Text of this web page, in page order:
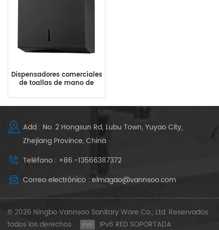
Dispensadores comerciales
de toallas de mano de
Add : No. 2 Hongsun Rd, Lubu Town, Yuyao City,
Zhejiang Province, China
Teléfono : +86 -13566387372
Correo electrónico : elmagao@vannsoo.com
© 2026 Ningbo Vannsoo Sanitary Ware Co., Ltd. Reservados
todos los derechos .
IPv6 RED SOPORTADA